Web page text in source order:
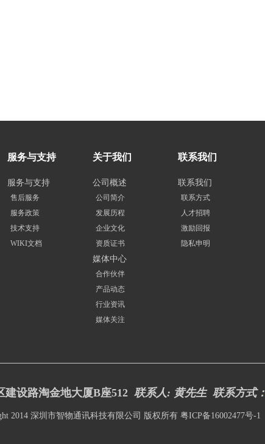
服务与支持
服务与支持
售后服务
服务政策
技术支持
WIKI文档
关于我们
公司概述
公司简介
发展历程
企业文化
资质证书
媒体中心
合作伙伴
产品动态
行业资讯
媒体关注
联系我们
联系我们
联系方式
人才招聘
激励回报
隐私申明
建设路淘金地大厦B座512联系人: 黄先生 联系方式：
2014 深圳市智物通讯科技有限公司 版权所有 粤ICP备16002477号-1